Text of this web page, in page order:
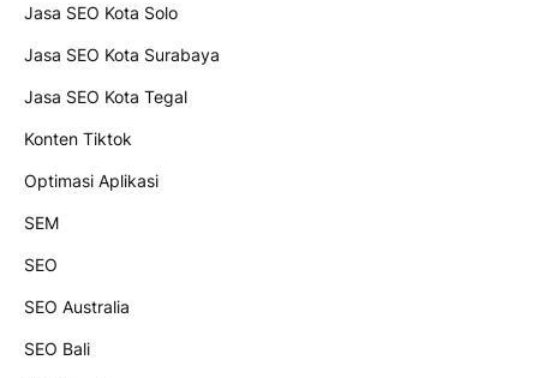
Jasa SEO Kota Solo
Jasa SEO Kota Surabaya
Jasa SEO Kota Tegal
Konten Tiktok
Optimasi Aplikasi
SEM
SEO
SEO Australia
SEO Bali